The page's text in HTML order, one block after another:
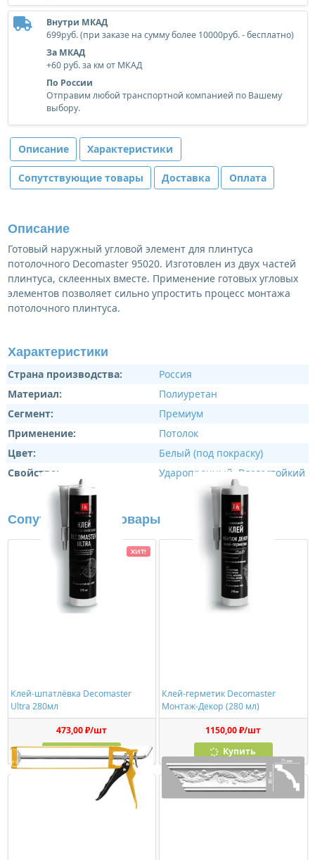
Внутри МКАД
699руб. (при заказе на сумму более 10000руб. - бесплатно)
За МКАД
+60 руб. за км от МКАД
По России
Отправим любой транспортной компанией по Вашему
выбору.
Описание Характеристики
Сопутствующие товары Доставка Оплата
Описание
Готовый наружный угловой элемент для плинтуса
потолочного Decomaster 95020. Изготовлен из двух частей
плинтуса, склеенных вместе. Применение готовых угловых
элементов позволяет сильно упростить процесс монтажа
потолочного плинтуса.
Характеристики
Страна производства:
Россия
Материал:
Полиуретан
Сегмент:
Премиум
Применение:
Потолок
Цвет:
Белый (под покраску)
Свойства:
Ударопрочный Влагостойкий
Сопутствующие товары
Клей-шпатлёвка Decomaster
Ultra 280мл
473,00 ₽/шт
Купить
ХИТ!
Клей-герметик Decomaster
Монтаж-Декор (280 мл)
1150,00 ₽/шт
Купить